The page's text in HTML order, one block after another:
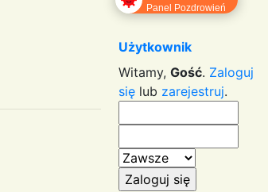
Panel Pozdrowień
Użytkownik
Witamy, Gość. Zaloguj
się lub zarejestruj.